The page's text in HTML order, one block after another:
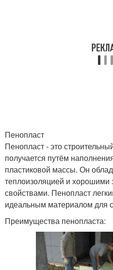
Пенопласт
Пенопласт - это
получается путём
пластиковой массы. Он
теплоизоляцией и хорошими
свойствами. Пенопласт
идеальным материалом для
Преимущества пенопласта: